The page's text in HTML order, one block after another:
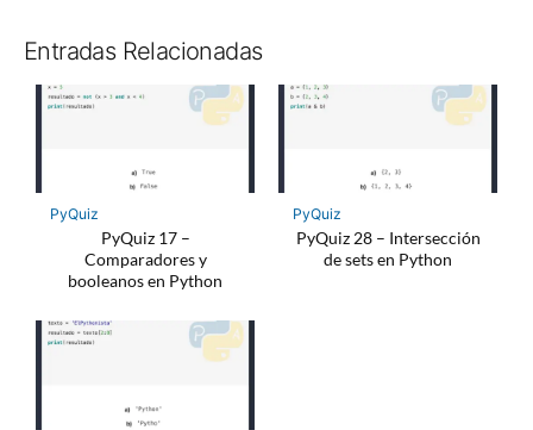
Entradas Relacionadas
PyQuiz
PyQuiz 17 –
Comparadores y
booleanos en Python
PyQuiz
PyQuiz 28 – Intersección
de sets en Python